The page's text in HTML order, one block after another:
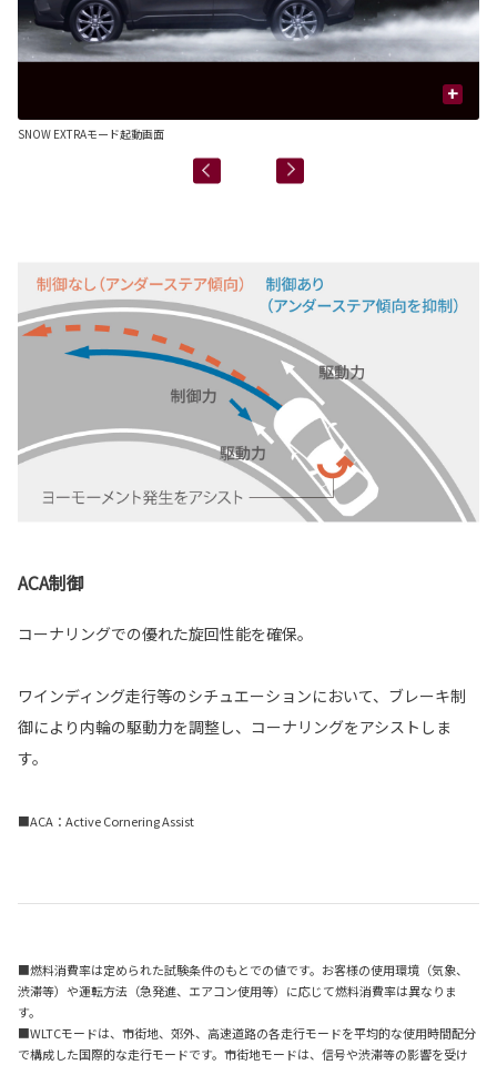
+
SNOW EXTRAモード起動画面
ACA制御
コーナリングでの優れた旋回性能を確保。
ワインディング走行等のシチュエーションにおいて、ブレーキ制
御により内輪の駆動力を調整し、コーナリングをアシストしま
す。
■ACA：Active Cornering Assist
■燃料消費率は定められた試験条件のもとでの値です。お客様の使用環境（気象、
渋滞等）や運転方法（急発進、エアコン使用等）に応じて燃料消費率は異なりま
す。
■WLTCモードは、市街地、郊外、高速道路の各走行モードを平均的な使用時間配分
で構成した国際的な走行モードです。市街地モードは、信号や渋滞等の影響を受け